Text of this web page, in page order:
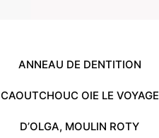
ANNEAU DE DENTITION
CAOUTCHOUC OIE LE VOYAGE
D’OLGA, MOULIN ROTY